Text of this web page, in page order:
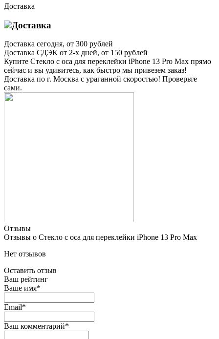
Доставка
Доставка
Доставка сегодня, от 300 рублей
Доставка СДЭК от 2-х дней, от 150 рублей
Купите Стекло с оса для переклейки iPhone 13 Pro Max прямо
сейчас и вы удивитесь, как быстро мы привезем заказ!
Доставка по г. Москва с ураганной скоростью! Проверьте
сами.
Отзывы
Отзывы о Стекло с оса для переклейки iPhone 13 Pro Max
Нет отзывов
Оставить отзыв
Ваш рейтинг
Ваше имя*
Email*
Ваш комментарий*